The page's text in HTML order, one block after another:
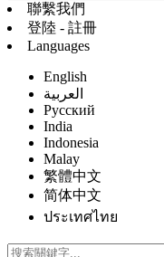
聯繫我們
登陸 - 註冊
Languages
English
العربية
Русский
India
Indonesia
Malay
繁體中文
简体中文
ประเทศไทย